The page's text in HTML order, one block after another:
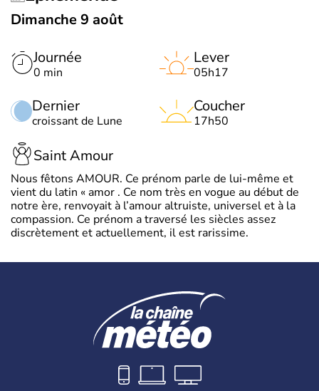
Dimanche 9 août
Journée
0 min
Dernier
croissant de Lune
Lever
05h17
Coucher
17h50
Saint Amour
Nous fêtons AMOUR. Ce prénom parle de lui-même et
vient du latin « amor . Ce nom très en vogue au début de
notre ère, renvoyait à l’amour altruiste, universel et à la
compassion. Ce prénom a traversé les siècles assez
discrètement et actuellement, il est rarissime.